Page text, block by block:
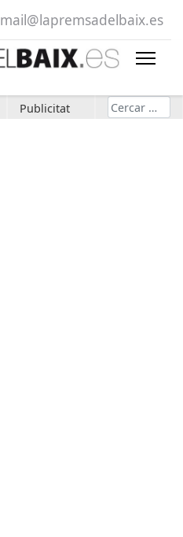
mail@lapremsadelbaix.es
Publicitat Cerca